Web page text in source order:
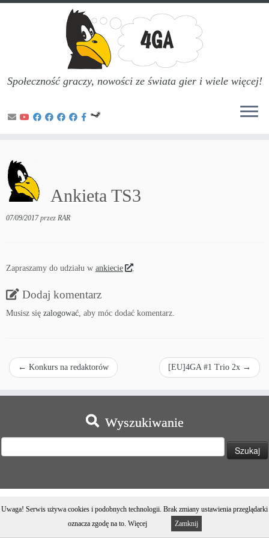
treści
Społeczność graczy, nowości ze świata gier i wiele więcej!
Ankieta TS3
07/09/2017 przez RAR
Zapraszamy do udziału w ankiecie .
Dodaj komentarz
Musisz się zalogować, aby móc dodać komentarz.
← Konkurs na redaktorów [EU]4GA #1 Trio 2x →
Wyszukiwanie
· © 2026 4ga
Uwaga! Serwis używa cookies i podobnych technologii. Brak zmiany ustawienia przeglądarki
oznacza zgodę na to. Więcej Zamknij